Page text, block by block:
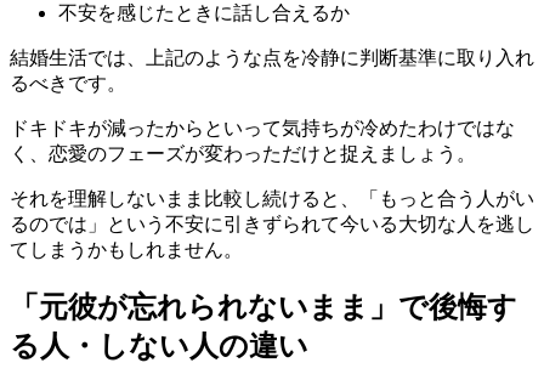
不安を感じたときに話し合えるか
結婚生活では、上記のような点を冷静に判断基準に取り入れ
るべきです。
ドキドキが減ったからといって気持ちが冷めたわけではな
く、恋愛のフェーズが変わっただけと捉えましょう。
それを理解しないまま比較し続けると、「もっと合う人がい
るのでは」という不安に引きずられて今いる大切な人を逃し
てしまうかもしれません。
「元彼が忘れられないまま」で後悔す
る人・しない人の違い